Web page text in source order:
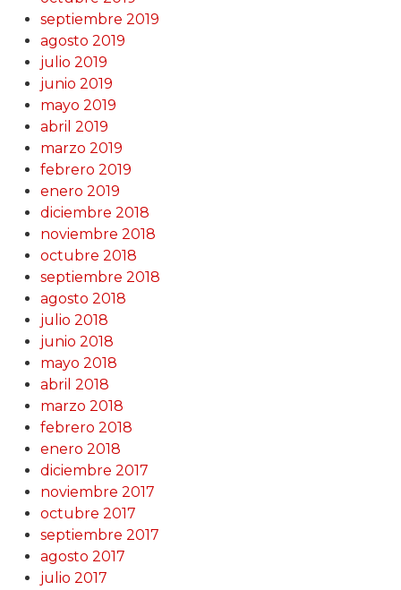
septiembre 2019
agosto 2019
julio 2019
junio 2019
mayo 2019
abril 2019
marzo 2019
febrero 2019
enero 2019
diciembre 2018
noviembre 2018
octubre 2018
septiembre 2018
agosto 2018
julio 2018
junio 2018
mayo 2018
abril 2018
marzo 2018
febrero 2018
enero 2018
diciembre 2017
noviembre 2017
octubre 2017
septiembre 2017
agosto 2017
julio 2017